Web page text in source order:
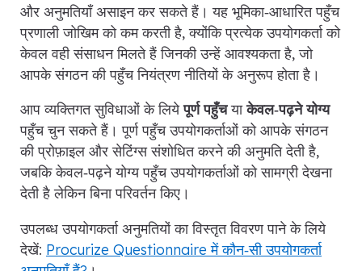
और अनुमतियाँ असाइन कर सकते हैं। यह भूमिका‑आधारित पहुँच
प्रणाली जोखिम को कम करती है, क्योंकि प्रत्येक उपयोगकर्ता को
केवल वही संसाधन मिलते हैं जिनकी उन्हें आवश्यकता है, जो
आपके संगठन की पहुँच नियंत्रण नीतियों के अनुरूप होता है।
आप व्यक्तिगत सुविधाओं के लियेपूर्ण पहुँचयाकेवल‑पढ़ने योग्य
पहुँच चुन सकते हैं। पूर्ण पहुँच उपयोगकर्ताओं को आपके संगठन
की प्रोफ़ाइल और सेटिंग्स संशोधित करने की अनुमति देती है,
जबकि केवल‑पढ़ने योग्य पहुँच उपयोगकर्ताओं को सामग्री देखना
देती है लेकिन बिना परिवर्तन किए।
उपलब्ध उपयोगकर्ता अनुमतियों का विस्तृत विवरण पाने के लिये
देखें: Procurize Questionnaire में कौन‑सी उपयोगकर्ता